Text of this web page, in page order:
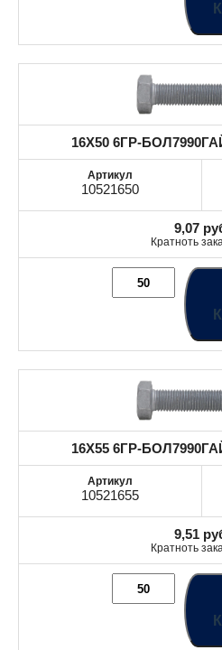
16X50 6ГР-
10521650
9,07
Кратноть
16X55 6ГР-
10521655
9,51
Кратноть